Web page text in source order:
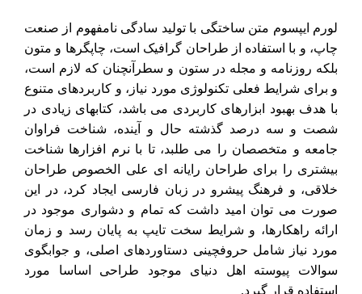
لورم ایپسوم متن ساختگی با تولید سادگی نامفهوم از صنعت
چاپ، و با استفاده از طراحان گرافیک است، چاپگرها و متون
بلکه روزنامه و مجله در ستون و سطرآنچنان که لازم است،
و برای شرایط فعلی تکنولوژی مورد نیاز، و کاربردهای متنوع
با هدف بهبود ابزارهای کاربردی می باشد، کتابهای زیادی در
شصت و سه درصد گذشته حال و آینده، شناخت فراوان
جامعه و متخصصان را می طلبد، تا با نرم افزارها شناخت
بیشتری را برای طراحان رایانه ای علی الخصوص طراحان
خلاقی، و فرهنگ پیشرو در زبان فارسی ایجاد کرد، در این
صورت می توان امید داشت که تمام و دشواری موجود در
ارائه راهکارها، و شرایط سخت تایپ به پایان رسد و زمان
مورد نیاز شامل حروفچینی دستاوردهای اصلی، و جوابگوی
سوالات پیوسته اهل دنیای موجود طراحی اساسا مورد
استفاده قرار گیرد.